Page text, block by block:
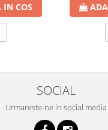
IN COS
SOCIAL
Urmareste-ne in social media